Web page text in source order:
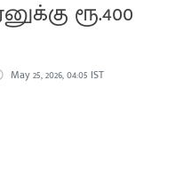
ரூ.400
May 25, 2026, 04:05 IST